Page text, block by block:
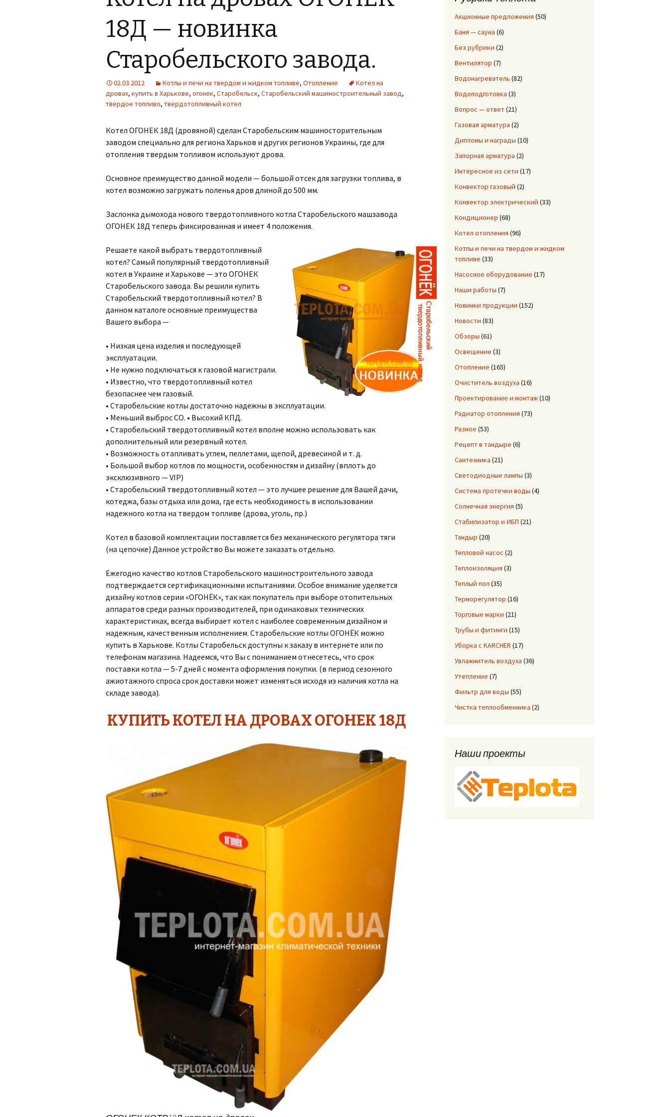
18Д — новинка
Старобельского завода.
02.03.2012 Котлы и печи на твердом и жидком топливе, Отопление
Котел на
дровах, купить в Харькове, огонек, Старобельск, Старобельский машиностроительный завод,
твердое топливо, твердотопливный котел
Котел ОГОНЕК 18Д (дровяной) сделан Старобельским машиносторительным
заводом специально для региона Харьков и других регионов Украины, где для
отопления твердым топливом используют дрова.
Основное преимущество данной модели — большой отсек для загрузки топлива, в
котел возможно загружать поленья дров длиной до 500 мм.
Заслонка дымохода нового твердотопливного котла Старобельского машзавода
ОГОНЕК 18Д теперь фиксированная и имеет 4 положения.
Решаете какой выбрать твердотопливный
котел? Самый популярный твердотопливный
котел в Украине и Харькове — это ОГОНЕК
Старобельского завода. Вы решили купить
Старобельский твердотопливный котел? В
данном каталоге основные преимущества
Вашего выбора —
• Низкая цена изделия и последующей
эксплуатации.
• Не нужно подключаться к газовой магистрали.
• Известно, что твердотопливный котел
безопаснее чем газовый.
• Старобельские котлы достаточно надежны в эксплуатации.
• Меньший выброс СО. • Высокий КПД.
• Старобельский твердотопливный котел вполне можно использовать как
дополнительный или резервный котел.
• Возможность отапливать углем, пеллетами, щепой, древесиной и т. д.
• Большой выбор котлов по мощности, особенностям и дизайну (вплоть до
эксклюзивного — VIP)
• Старобельский твердотопливный котел — это лучшее решение для Вашей дачи,
котеджа, базы отдыха или дома, где есть необходимость в использовании
надежного котла на твердом топливе (дрова, уголь, пр.)
Котел в базовой комплектации поставляется без механического регулятора тяги
(на цепочке) Данное устройство Вы можете заказать отдельно.
Ежегодно качество котлов Старобельского машиностроительного завода
подтверждается сертификационными испытаниями. Особое внимание уделяется
дизайну котлов серии «ОГОНЁК», так как покупатель при выборе отопительных
аппаратов среди разных производителей, при одинаковых технических
характеристиках, всегда выбирает котел с наиболее современным дизайном и
надежным, качественным исполнением. Старобельские котлы ОГОНЁК можно
купить в Харькове. Котлы Старобельск доступны к заказу в интернете или по
телефонам магазина. Надеемся, что Вы с пониманием отнесетесь, что срок
поставки котла — 5-7 дней с момента оформления покупки. (в период сезонного
ажиотажного спроса срок доставки может изменяться исходя из наличия котла на
складе завода).
КУПИТЬ КОТЕЛ НА ДРОВАХ ОГОНЕК 18Д
Акционные предложения (50)
Баня — сауна (6)
Без рубрики (2)
Вентилятор (7)
Водонагреватель (82)
Водоподготовка (3)
Вопрос — ответ(21)
Газовая арматура (2)
Дипломы и награды (10)
Запорная арматура (2)
Интересное из сети (17)
Конвектор газовый (2)
Конвектор электрический (33)
Кондиционер (68)
Котел отопления (96)
Котлы и печи на твердом и жидком
топливе (33)
Насосное оборудование (17)
Наши работы (7)
Новинки продукции (152)
Новости (83)
Обзоры (61)
Освещение (3)
Отопление (165)
Очиститель воздуха (16)
Проектирование и монтаж(10)
Радиатор отопления (73)
Разное (53)
Рецепт в тандыре (6)
Сантехника (21)
Светодиодные лампы (3)
Система протечки воды (4)
Солнечная энергия (5)
Стабилизатор и ИБП (21)
Тандыр (20)
Тепловой насос (2)
Теплоизоляция (3)
Теплый пол (35)
Терморегулятор (16)
Торговые марки (21)
Трубы и фитинги (15)
Уборка с KARCHER (17)
Увлажнитель воздуха (36)
Утепление (7)
Фильтр для воды (55)
Чистка теплообменника (2)
Наши проекты